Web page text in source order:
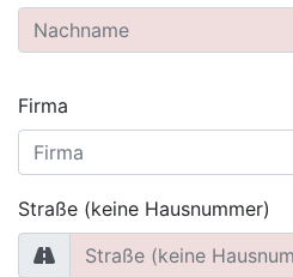
Firma
Straße (keine Hausnummer)